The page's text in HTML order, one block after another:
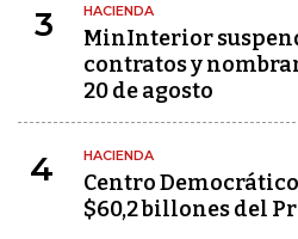
3 HACIENDA
MinInterior
contratos y
20 de agosto
4 HACIENDA
Centro
$60,2 billones del